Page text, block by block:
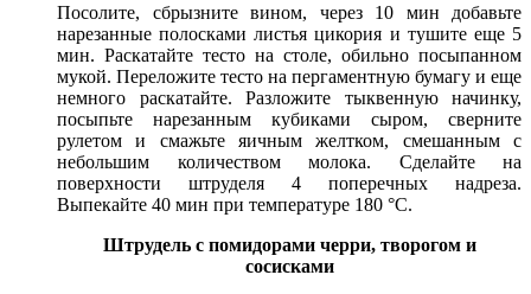
Посолите, сбрызните вином, через 10 мин добавьте
нарезанные полосками листья цикория и тушите еще 5
мин. Раскатайте тесто на столе, обильно посыпанном
мукой. Переложите тесто на пергаментную бумагу и еще
немного раскатайте. Разложите тыквенную начинку,
посыпьте нарезанным кубиками сыром, сверните
рулетом и смажьте яичным желтком, смешанным с
небольшим количеством молока. Сделайте на
поверхности штруделя 4 поперечных надреза.
Выпекайте 40 мин при температуре 180 °С.
Штрудель с помидорами черри, творогом и
сосисками